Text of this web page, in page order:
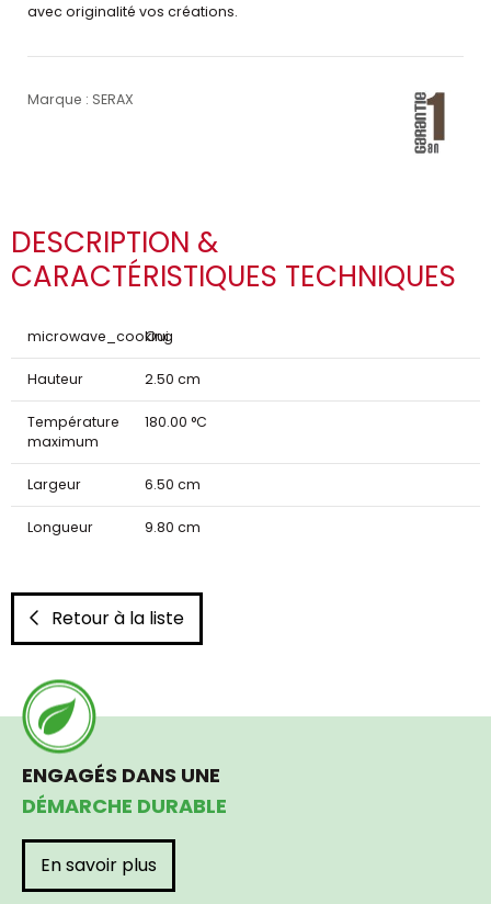
avec originalité vos créations.
Marque : SERAX
DESCRIPTION &
CARACTÉRISTIQUES TECHNIQUES
microwave_cooking
Oui
Hauteur 2.50 cm
Température
maximum
180.00 °C
Largeur 6.50 cm
Longueur 9.80 cm
Retour à la liste
ENGAGÉS DANS UNE
DÉMARCHE DURABLE
En savoir plus